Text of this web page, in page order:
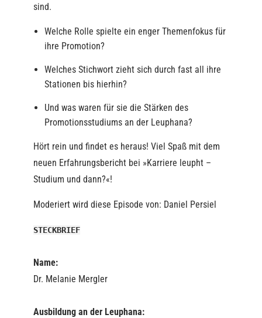
sind.
Welche Rolle spielte ein enger Themenfokus für
ihre Promotion?
Welches Stichwort zieht sich durch fast all ihre
Stationen bis hierhin?
Und was waren für sie die Stärken des
Promotionsstudiums an der Leuphana?
Hört rein und findet es heraus! Viel Spaß mit dem
neuen Erfahrungsbericht bei »Karriere leupht –
Studium und dann?«!
Moderiert wird diese Episode von: Daniel Persiel
STECKBRIEF
Name:
Dr. Melanie Mergler
Ausbildung an der Leuphana: